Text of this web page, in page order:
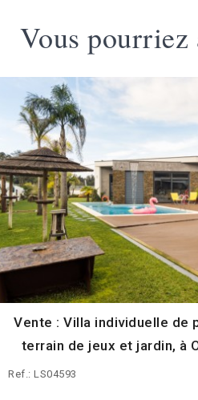
Vous pourriez
Vente : Villa individuelle de
terrain de jeux et jardin, à
Ref.: LS04593